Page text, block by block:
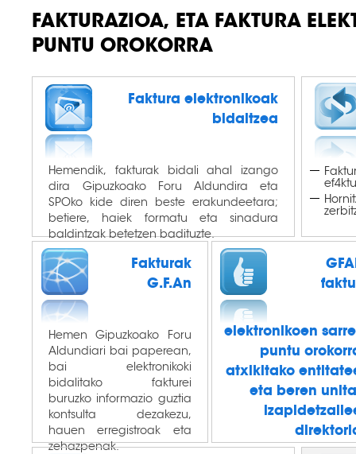
FAKTURAZIOA, ETA FAKTURA
PUNTU OROKORRA
Faktura elektronikoak
bidaltzea
Hemendik, fakturak bidali ahal izango
dira Gipuzkoako Foru Aldundira eta
SPOko kide diren beste erakundeetara;
betiere, haiek formatu eta sinadura
baldintzak betetzen badituzte.
Fakturak
G.F.An
Hemen Gipuzkoako Foru
Aldundiari bai paperean,
bai elektronikoki
bidalitako fakturei
buruzko informazio guztia
kontsulta dezakezu,
hauen erregistroak eta
zehazpenak.
elektronikoen
puntu
atxikitako
eta beren